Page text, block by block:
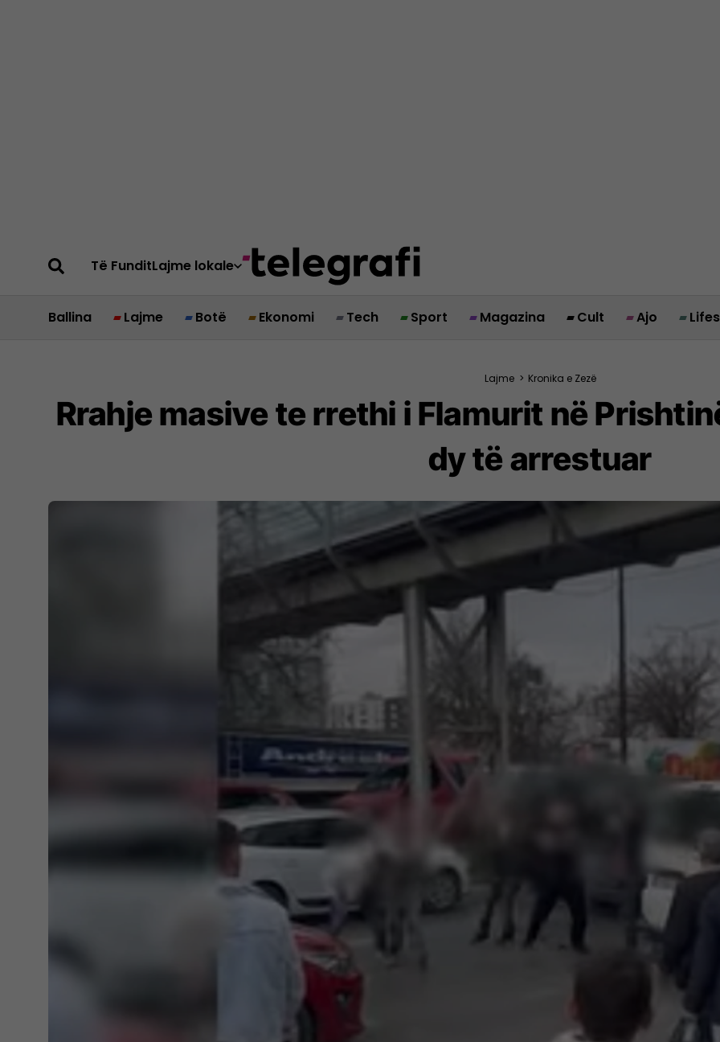
Të FunditLajme lokale
Ballina Lajme Botë Ekonomi Tech Sport Magazina Cult Ajo
Lajme > Kronika e Zezë
Rrahje masive te rrethi i Flamurit në
dy të arrestuar